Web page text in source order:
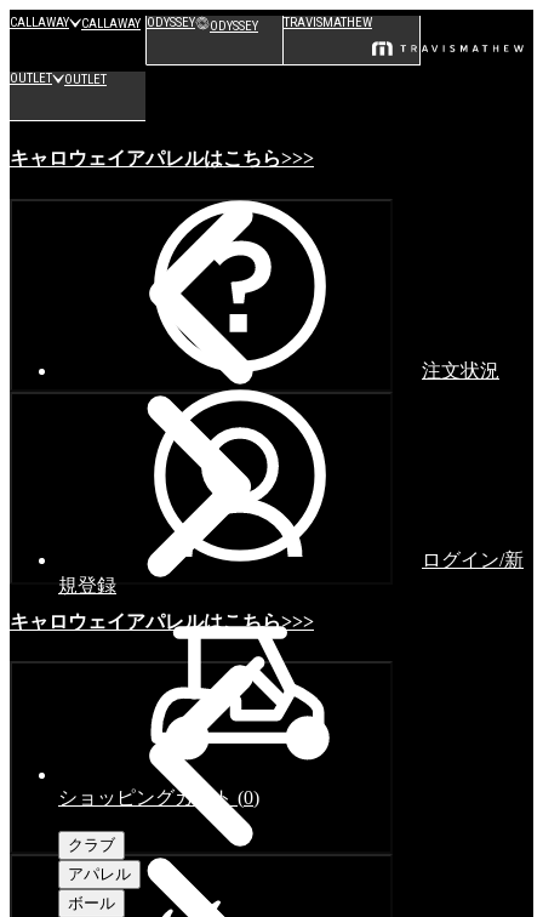
CALLAWAY CALLAWAY ODYSSEY ODYSSEY TRAVISMATHEW
OUTLET OUTLET
キャロウェイアパレルはこちら>>>
キャロウェイアパレルはこちら>>>
注文状況
ログイン/新
規登録
ショッピングカート (0)
クラブ
アパレル
ボール